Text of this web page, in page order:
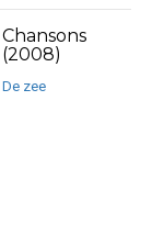
Chansons
(2008)
De zee